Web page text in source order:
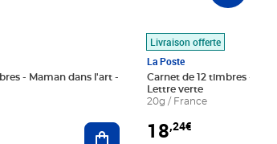
- Maman dans l'art -
Ajouter au panier
Livraison offerte
La Poste
Carnet de 12 timbres - Le
Lettre verte
20g / France
18,24€